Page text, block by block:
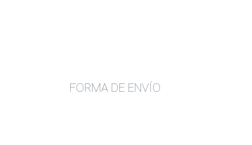
FORMA DE ENVÍO